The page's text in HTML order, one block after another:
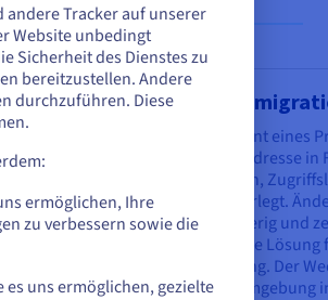
den
Beim Deployment eines
zugehörige IP-Adresse
Konfigurationen,
Einträgen hinterlegt.
mitunter schwierig und
Floating IP ist die
Herausforderung. Der
Entwicklungsumgebung
zu
Sie sich auf der
erstellen.
Tracker auf unserer
Website unbedingt
Sicherheit des Dienstes zu
bereitzustellen. Andere
durchzuführen. Diese
ermöglichen, Ihre
zu verbessern sowie die
uns ermöglichen, gezielte